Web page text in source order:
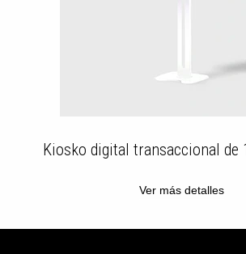
Kiosko digital transaccional de
Ver más detalles